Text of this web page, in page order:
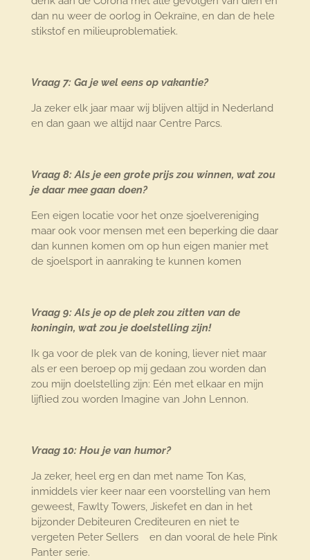
dan nu weer de oorlog in Oekraïne, en dan de hele
stikstof en milieuproblematiek.
Vraag 7: Ga je wel eens op vakantie?
Ja zeker elk jaar maar wij blijven altijd in Nederland
en dan gaan we altijd naar Centre Parcs.
Vraag 8: Als je een grote prijs zou winnen, wat zou
je daar mee gaan doen?
Een eigen locatie voor het onze sjoelvereniging
maar ook voor mensen met een beperking die daar
dan kunnen komen om op hun eigen manier met
de sjoelsport in aanraking te kunnen komen
Vraag 9: Als je op de plek zou zitten van de
koningin, wat zou je doelstelling zijn!
Ik ga voor de plek van de koning, liever niet maar
als er een beroep op mij gedaan zou worden dan
zou mijn doelstelling zijn: Eén met elkaar en mijn
lijflied zou worden Imagine van John Lennon.
Vraag 10: Hou je van humor?
Ja zeker, heel erg en dan met name Ton Kas,
inmiddels vier keer naar een voorstelling van hem
geweest, Fawlty Towers, Jiskefet en dan in het
bijzonder Debiteuren Crediteuren en niet te
vergeten Peter Sellers en dan vooral de hele Pink
Panter serie.